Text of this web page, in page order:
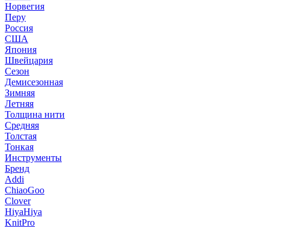
Норвегия
Перу
Россия
США
Япония
Швейцария
Сезон
Демисезонная
Зимняя
Летняя
Толщина нити
Средняя
Толстая
Тонкая
Инструменты
Бренд
Addi
ChiaoGoo
Clover
HiyaHiya
KnitPro